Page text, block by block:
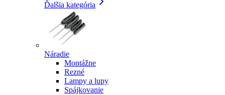
Ďalšia kategória
Náradie
Montážne
Rezné
Lampy a lupy
Spájkovanie